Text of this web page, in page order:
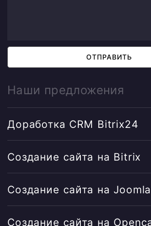
ОТПРАВИТЬ
Наши предложения
Доработка CRM Bitrix24
Создание сайта на Bitrix
Создание сайта на Joomla
Создание сайта на